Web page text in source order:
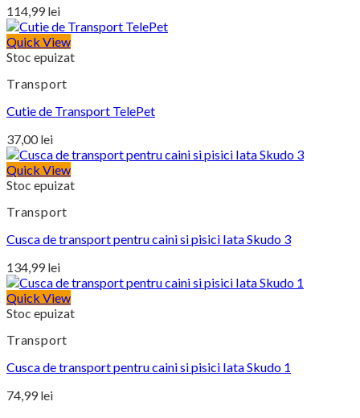
114,99lei
Quick View
Stoc epuizat
Transport
Cutie de Transport TelePet
37,00lei
Quick View
Stoc epuizat
Transport
Cusca de transport pentru caini si pisici Iata Skudo 3
134,99lei
Quick View
Stoc epuizat
Transport
Cusca de transport pentru caini si pisici Iata Skudo 1
74,99lei